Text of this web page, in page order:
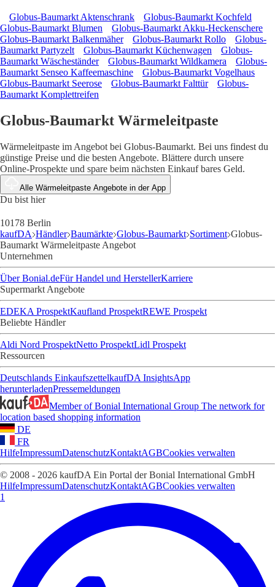
Globus-Baumarkt Aktenschrank
Globus-Baumarkt Kochfeld
Globus-Baumarkt Blumen
Globus-Baumarkt Akku-Heckenschere
Globus-Baumarkt Balkenmäher
Globus-Baumarkt Rollo
Globus-
Baumarkt Partyzelt
Globus-Baumarkt Küchenwagen
Globus-
Baumarkt Wäscheständer
Globus-Baumarkt Wildkamera
Globus-
Baumarkt Senseo Kaffeemaschine
Globus-Baumarkt Vogelhaus
Globus-Baumarkt Seerose
Globus-Baumarkt Falttür
Globus-
Baumarkt Komplettreifen
Globus-Baumarkt Wärmeleitpaste
Wärmeleitpaste im Angebot bei Globus-Baumarkt. Bei uns findest du
günstige Preise und die besten Angebote. Blättere durch unsere
Online-Prospekte und spare beim nächsten Einkauf bares Geld.
Alle Wärmeleitpaste Angebote in der App
Du bist hier
10178 Berlin
kaufDA Händler Baumärkte Globus-Baumarkt Sortiment Globus-
Baumarkt Wärmeleitpaste Angebot
Unternehmen
Über Bonial.deFür Handel und HerstellerKarriere
Supermarkt Angebote
EDEKA ProspektKaufland ProspektREWE Prospekt
Beliebte Händler
Aldi Nord ProspektNetto ProspektLidl Prospekt
Ressourcen
Deutschlands EinkaufszettelkaufDA InsightsApp
herunterladenPressemeldungen
Member of Bonial International Group The network for
location based shopping information
DE
FR
HilfeImpressumDatenschutzKontaktAGBCookies verwalten
© 2008 - 2026 kaufDA Ein Portal der Bonial International GmbH
HilfeImpressumDatenschutzKontaktAGBCookies verwalten
1